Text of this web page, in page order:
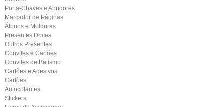
Porta-Chaves e Abridores
Marcador de Páginas
Álbuns e Molduras
Presentes Doces
Outros Presentes
Convites e Cartões
Convites de Batismo
Cartões e Adesivos
Cartões
Autocolantes
Stickers